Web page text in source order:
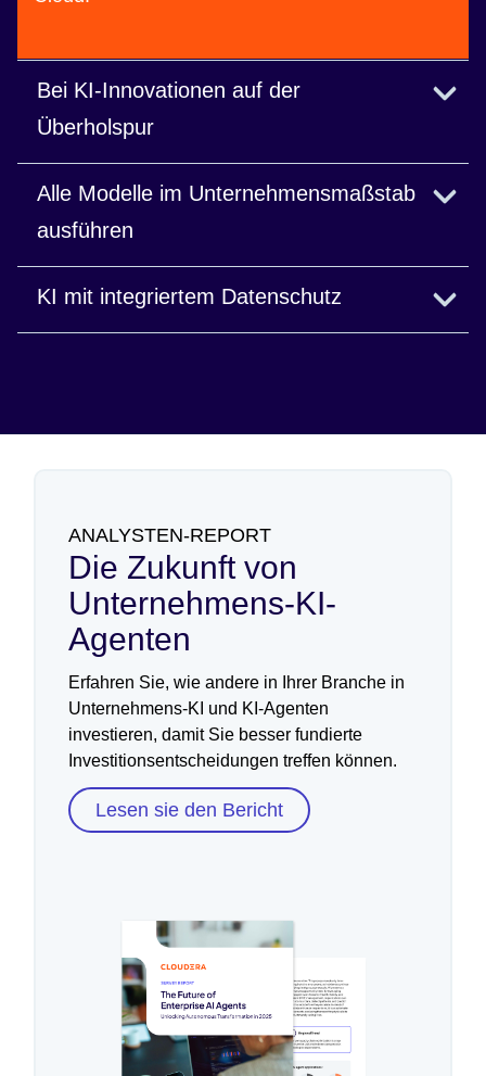
Bei KI-Innovationen auf der
Überholspur
Beschleunigen Sie die KI-Entwicklung mit
integrierten No-Code- und Full-Code-Tools.
Alle Modelle im Unternehmensmaßstab
ausführen
Implementieren, bedienen und verwalten Sie
KI mit integriertem Datenschutz
ANALYSTEN-REPORT
Die Zukunft von
Unternehmens-KI-
Agenten
Erfahren Sie, wie andere in Ihrer Branche in
Unternehmens-KI und KI-Agenten
investieren, damit Sie besser fundierte
Investitionsentscheidungen treffen können.
Lesen sie den Bericht